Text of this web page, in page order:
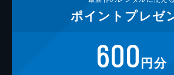
ポイント プレゼ
600円分